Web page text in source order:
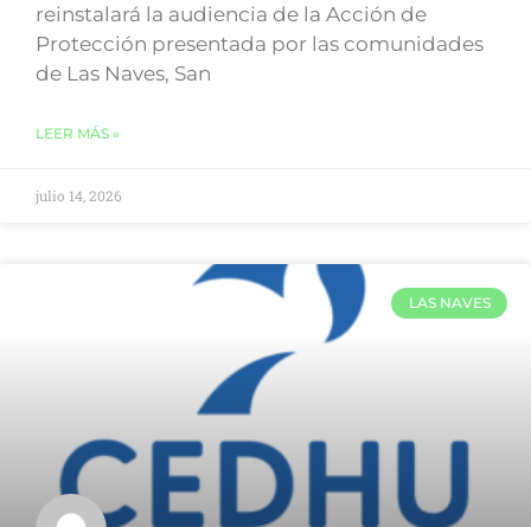
reinstalará la audiencia de la Acción de
Protección presentada por las comunidades
de Las Naves, San
LEER MÁS »
julio 14, 2026
LAS NAVES